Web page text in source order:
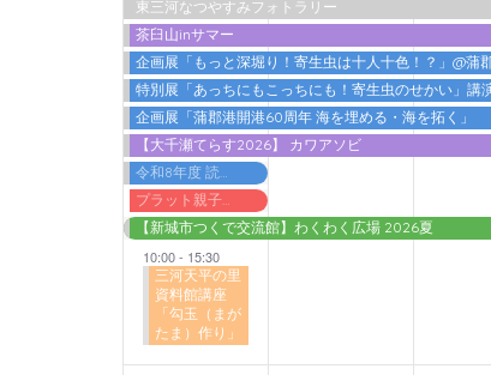
ー
シ
ョ
ン
を
表
示
キ
ー
ワ
ー
ド
で
イ
to
refresh
with
the
filtered
results.
レ
ン
ダ
ー
ト,
東三河なつやすみフォトラリー
茶臼山inサマー
企画展「もっと深堀り！寄生虫は十人十色！？」@蒲
特別展「あっちにもこっちにも！寄生虫のせかい」講
企画展「蒲郡港開港60周年 海を埋める・海を拓く」
【大千瀬てらす2026】 カワアソビ
令和8年度 読書感想文書いちゃうデー@蒲郡市立図書館
プラット親子わくわくプログラム2026 アガット＆アドリアン『ノ．ルム －ふたりのバランス－』
【新城市つくで交流館】わくわく広場 2026夏
10:00- 15:30
三河天平の里
資料館講座
「勾玉（まが
たま）作り」
ト,
ト,